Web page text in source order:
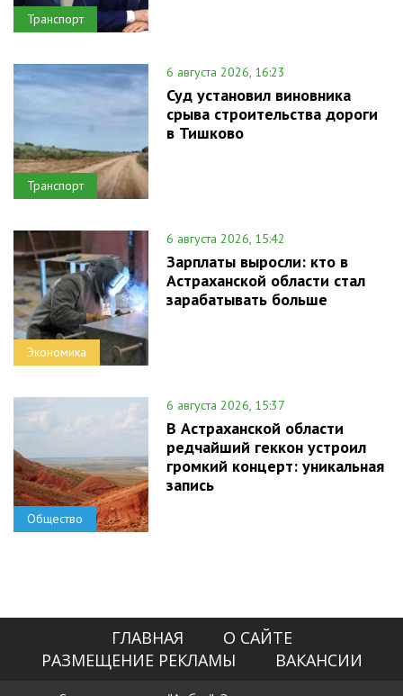
Транспорт
Транспорт
6 августа 2026, 16:23
Суд установил виновника
срыва строительства дороги
в Тишково
Экономика
6 августа 2026, 15:42
Зарплаты выросли: кто в
Астраханской области стал
зарабатывать больше
Общество
6 августа 2026, 15:37
В Астраханской области
редчайший геккон устроил
громкий концерт: уникальная
запись
ГЛАВНАЯ
О САЙТЕ
РАЗМЕЩЕНИЕ РЕКЛАМЫ
ВАКАНСИИ